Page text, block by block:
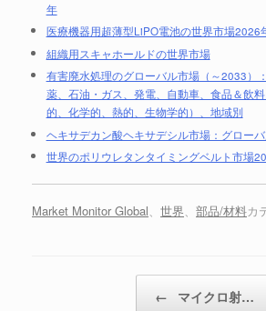
年
医療機器用超薄型LiPO電池の世界市場2026
組織用スキャホールドの世界市場
有害廃水処理のグローバル市場（～2033）
薬、石油・ガス、発電、自動車、食品＆飲
的、化学的、熱的、生物学的）、地域別
ヘキサデカン酸ヘキサデシル市場：グロー
世界のポリウレタンタイミングベルト市場
Market Monitor Global、 世界、 部品/材料カ
← マイクロ射…